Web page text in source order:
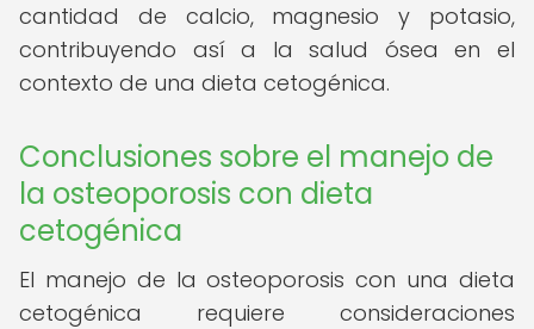
cantidad de calcio, magnesio y potasio,
contribuyendo así a la salud ósea en el
contexto de una dieta cetogénica.
Conclusiones sobre el manejo de
la osteoporosis con dieta
cetogénica
El manejo de la osteoporosis con una dieta
cetogénica requiere consideraciones